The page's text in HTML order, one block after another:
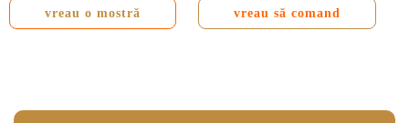
vreau o mostră vreau să comand